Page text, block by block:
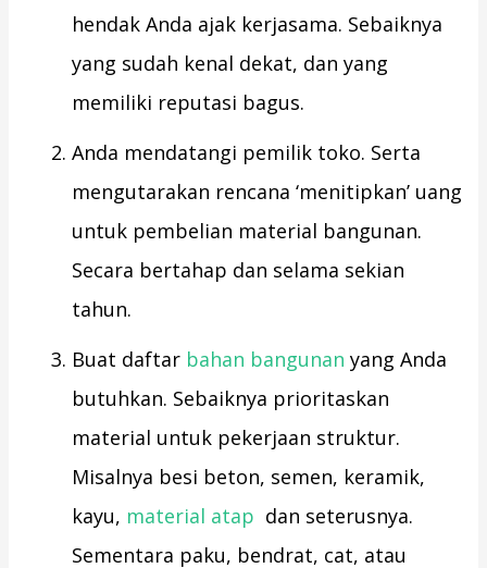
hendak Anda ajak kerjasama. Sebaiknya
yang sudah kenal dekat, dan yang
memiliki reputasi bagus.
Anda mendatangi pemilik toko. Serta
mengutarakan rencana ‘menitipkan’ uang
untuk pembelian material bangunan.
Secara bertahap dan selama sekian
tahun.
Buat daftar bahan bangunan yang Anda
butuhkan. Sebaiknya prioritaskan
material untuk pekerjaan struktur.
Misalnya besi beton, semen, keramik,
kayu, material atap dan seterusnya.
Sementara paku, bendrat, cat, atau